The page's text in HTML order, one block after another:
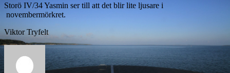
Storö IV/34 Yasmin ser till att det blir lite ljusare i
novembermörkret.
Viktor Tryfelt